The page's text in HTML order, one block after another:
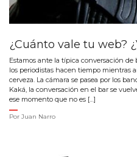
¿Cuánto vale tu web?
Estamos ante la típica conversación
los periodistas hacen tiempo mientras
cerveza. La cámara se pasea por los
Kaká, la conversación en el bar se
ese momento que no es […]
Por Juan Narro